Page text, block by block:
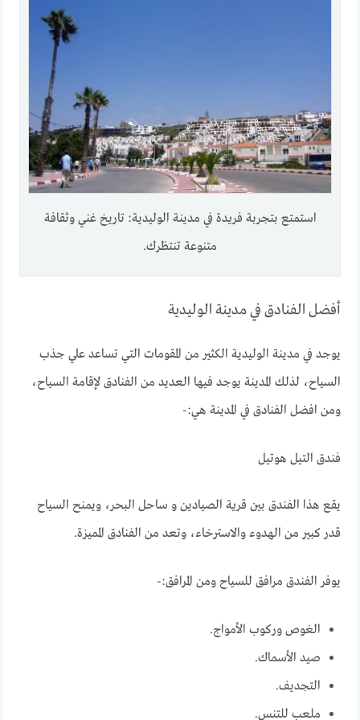
استمتع بتجربة فريدة في مدينة الوليدية: تاريخ غني وثقافة
متنوعة تنتظرك.
أفضل الفنادق في مدينة الوليدية
يوجد في مدينة الوليدية الكثير من المقومات التي تساعد علي جذب
السياح، لذلك المدينة يوجد فيها العديد من الفنادق لإقامة السياح،
ومن افضل الفنادق في المدينة هي:-
فندق التيل هوتيل
يقع هذا الفندق بين قرية الصيادين و ساحل البحر، ويمنح السياح
قدر كبير من الهدوء والاسترخاء، وتعد من الفنادق المميزة.
يوفر الفندق مرافق للسياح ومن المرافق:-
الغوص وركوب الأمواج.
صيد الأسماك.
التجديف.
ملعب للتنس.